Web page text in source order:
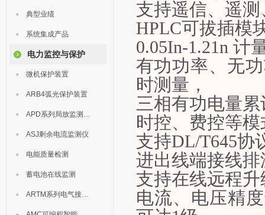
典型业绩
系统集成产品
电力监控与保护
微机保护装置
ARB4弧光保护装置
APD系列局放监测装置
ASJ剩余电流监测仪
电能质量检测
蓄电池在线监测
ARTM系列电气接点测温装置
支持遥信、遥
HPLC可拔插模
0.05In-1.21n 计
有功功率、无
时测量，
三相有功电量累
时控、费控等
支持DL/T645协
进出线端接线
支持在线远程
电流、电压精